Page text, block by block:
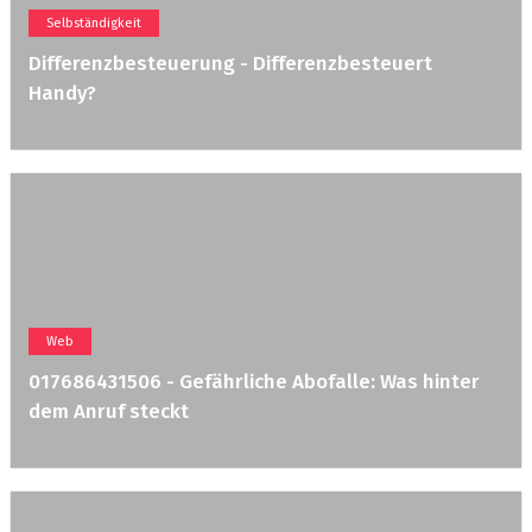
Selbständigkeit
Differenzbesteuerung - Differenzbesteuert
Handy?
Web
017686431506 - Gefährliche Abofalle: Was hinter
dem Anruf steckt